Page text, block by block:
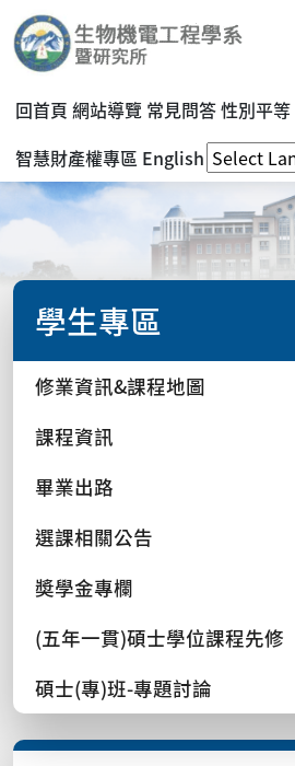
回首頁 網站導覽 常見問答性別平等
智慧財產權專區 English
學生專區
修業資訊&課程地圖
課程資訊
畢業出路
選課相關公告
奬學金專欄
(五年一貫)碩士學位課程先修
碩士(專)班-專題討論